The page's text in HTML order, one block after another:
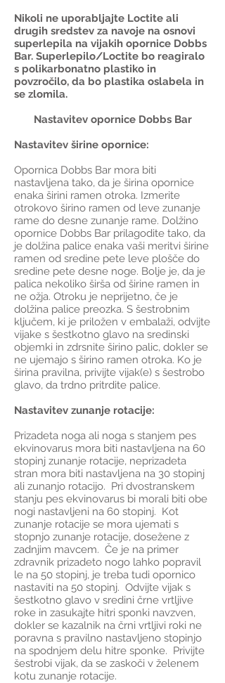
Nikoli ne uporabljajte Loctite ali
drugih sredstev za navoje na osnovi
superlepila na vijakih opornice Dobbs
Bar. Superlepilo/Loctite bo reagiralo
s polikarbonatno plastiko in
povzročilo, da bo plastika oslabela in
se zlomila.
Nastavitev opornice Dobbs Bar
Nastavitev širine opornice:
Opornica Dobbs Bar mora biti
nastavljena tako, da je širina opornice
enaka širini ramen otroka. Izmerite
otrokovo širino ramen od leve zunanje
rame do desne zunanje rame. Dolžino
opornice Dobbs Bar prilagodite tako, da
je dolžina palice enaka vaši meritvi širine
ramen od sredine pete leve plošče do
sredine pete desne noge. Bolje je, da je
palica nekoliko širša od širine ramen in
ne ožja. Otroku je neprijetno, če je
dolžina palice preozka. S šestrobnim
ključem, ki je priložen v embalaži, odvijte
vijake s šestkotno glavo na sredinski
objemki in zdrsnite širino palic, dokler se
ne ujemajo s širino ramen otroka. Ko je
širina pravilna, privijte vijak(e) s šestrobo
glavo, da trdno pritrdite palice.
Nastavitev zunanje rotacije:
Prizadeta noga ali noga s stanjem pes
ekvinovarus mora biti nastavljena na 60
stopinj zunanje rotacije, neprizadeta
stran mora biti nastavljena na 30 stopinj
ali zunanjo rotacijo. Pri dvostranskem
stanju pes ekvinovarus bi morali biti obe
nogi nastavljeni na 60 stopinj. Kot
zunanje rotacije se mora ujemati s
stopnjo zunanje rotacije, dosežene z
zadnjim mavcem. Če je na primer
zdravnik prizadeto nogo lahko popravil
le na 50 stopinj, je treba tudi opornico
nastaviti na 50 stopinj. Odvijte vijak s
šestkotno glavo v sredini črne vrtljive
roke in zasukajte hitri sponki navzven,
dokler se kazalnik na črni vrtljivi roki ne
poravna s pravilno nastavljeno stopinjo
na spodnjem delu hitre sponke. Privijte
šestrobi vijak, da se zaskoči v želenem
kotu zunanje rotacije.